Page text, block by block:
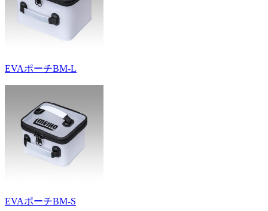
EVAポーチBM-L
EVAポーチBM-S